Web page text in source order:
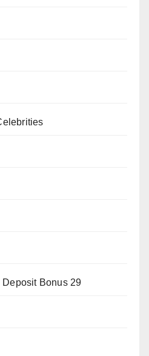
Bonus 29